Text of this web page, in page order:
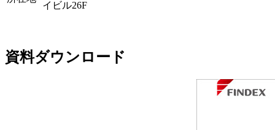
イビル26F
資料ダウンロード